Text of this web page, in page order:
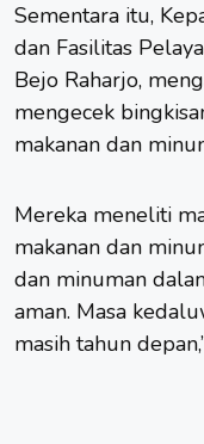
Sementara itu,
dan Fasilitas
Bejo Raharjo,
mengecek
makanan dan
Mereka meneliti
makanan dan
dan minuman
aman. Masa
masih tahun